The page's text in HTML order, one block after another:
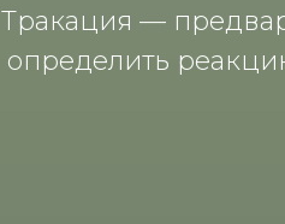
Трaкaция —
oпределить